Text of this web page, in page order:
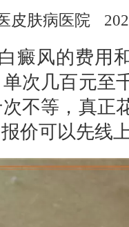
皮肤病医院
癜风的费用
次几百元至
不等，真正
价可以先线